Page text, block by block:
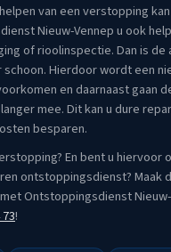
van een verstopping kan
Nieuw-Vennep u ook
of rioolinspectie. Dan is de
Hierdoor wordt een
en daarnaast gaan
mee. Dit kan u dure
besparen.
En bent u hiervoor
ontstoppingsdienst? Maak
Ontstoppingsdienst
!